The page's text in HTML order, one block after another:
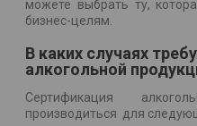
можете выбрать ту,
бизнес-целям.
В каких случаях
алкогольной
Сертификация
производиться для